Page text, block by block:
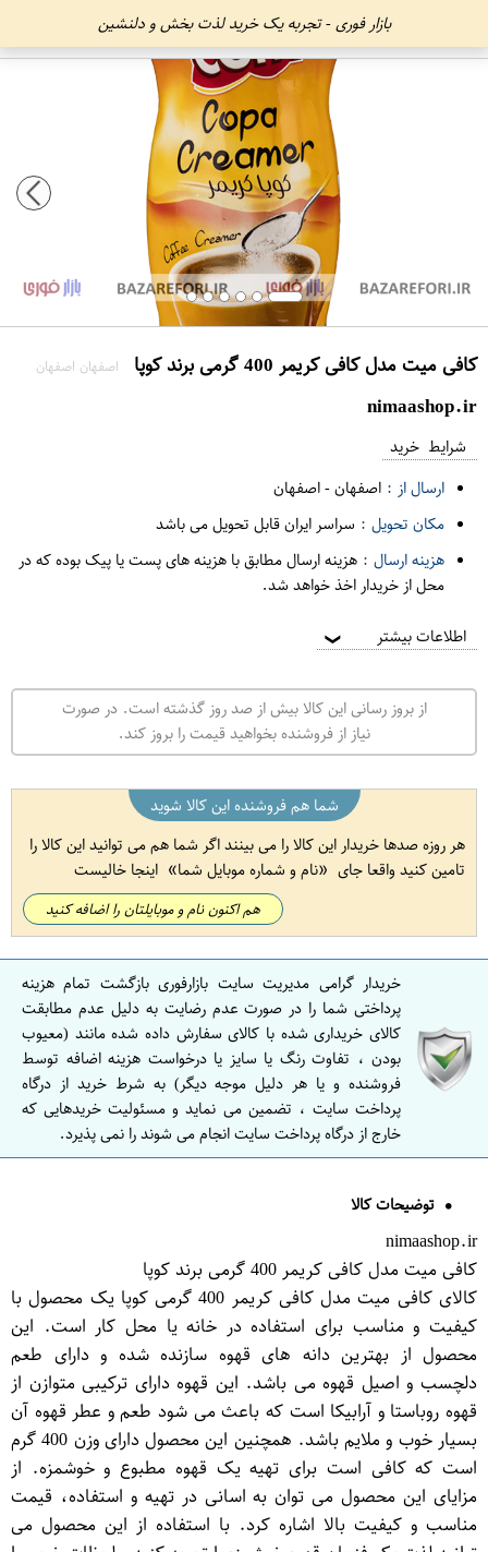
بازار فوری - تجربه یک خرید لذت بخش و دلنشین
کافی میت مدل کافی کریمر 400 گرمی برند کوپا اصفهان اصفهان
nimaashop.ir
شرایط خرید
ارسال از : اصفهان-اصفهان
مکان تحویل : سراسر ایران قابل تحویل می باشد
هزینه ارسال : هزینه ارسال مطابق با هزینه های پست یا پیک بوده که در
محل از خریدار اخذ خواهد شد.
اطلاعات بیشتر ❯
از بروز رسانی این کالا بیش از صد روز گذشته است. در صورت
نیاز از فروشنده بخواهید قیمت را بروز کند.
شما هم فروشنده این کالا شوید
هر روزه صدها خریدار این کالا را می بینند اگر شما هم می توانید این کالا را
تامین کنید واقعا جای
نام و شماره موبایل شما اینجا خالیست
هم اکنون نام و موبایلتان را اضافه کنید
خریدار گرامی مدیریت سایت بازارفوری بازگشت تمام هزینه
پرداختی شما را در صورت عدم رضایت به دلیل عدم مطابقت
کالای خریداری شده با کالای سفارش داده شده مانند (معیوب
بودن ، تفاوت رنگ یا سایز یا درخواست هزینه اضافه توسط
فروشنده و یا هر دلیل موجه دیگر) به شرط خرید از درگاه
پرداخت سایت ، تضمین می نماید و مسئولیت خریدهایی که
خارج از درگاه پرداخت سایت انجام می شوند را نمی پذیرد.
توضیحات کالا
nimaashop.ir
کافی میت مدل کافی کریمر 400 گرمی برند کوپا
کالای کافی میت مدل کافی کریمر 400 گرمی کوپا یک محصول با
کیفیت و مناسب برای استفاده در خانه یا محل کار است. این
محصول از بهترین دانه های قهوه سازنده شده و دارای طعم
دلچسب و اصیل قهوه می باشد. این قهوه دارای ترکیبی متوازن از
قهوه روباستا و آرابیکا است که باعث می شود طعم و عطر قهوه آن
بسیار خوب و ملایم باشد. همچنین این محصول دارای وزن 400 گرم
است که کافی است برای تهیه یک قهوه مطبوع و خوشمزه. از
مزایای این محصول می توان به اسانی در تهیه و استفاده، قیمت
مناسب و کیفیت بالا اشاره کرد. با استفاده از این محصول می